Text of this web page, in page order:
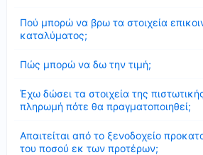
Πού μπορώ να βρω τα στοιχεία
καταλύματος;
Πώς μπορώ να δω την τιμή;
Έχω δώσει τα στοιχεία της
πληρωμή πότε θα πραγματοποιηθεί;
Απαιτείται από το ξενοδοχείο
του ποσού εκ των προτέρων;